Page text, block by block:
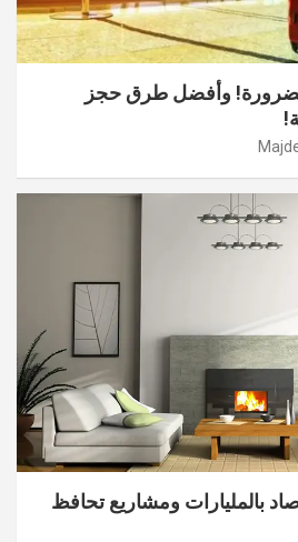
وأفضل طرق حجز
بالمليارات ومشاريع تحافظ